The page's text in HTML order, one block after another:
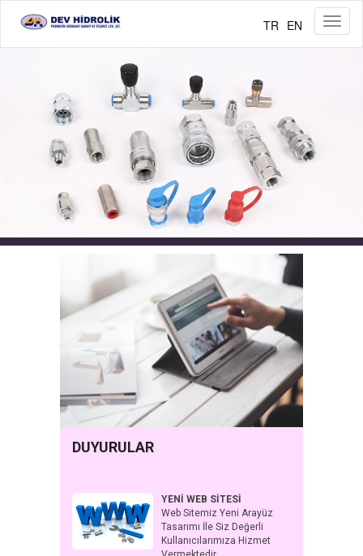
Menü
TR EN
DUYURULAR
YENİ WEB SİTESİ
Web Sitemiz Yeni Arayüz
Tasarımı İle Siz Değerli
Kullanıcılarımıza Hizmet
Vermektedir.